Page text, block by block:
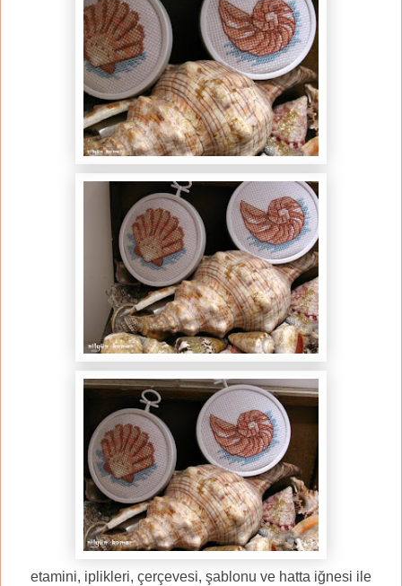
etamini, iplikleri, çerçevesi, şablonu ve hatta iğnesi ile